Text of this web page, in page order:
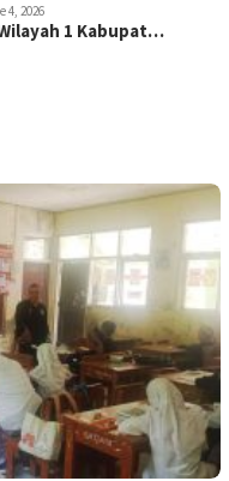
4, 2026
1 Kabupat…